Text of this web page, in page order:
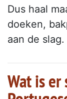
Dus haal
doeken,
aan de slag.
Wat is er